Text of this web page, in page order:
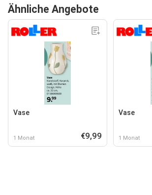
Ähnliche Angebote
Vase
1 Monat €9,99
Vase
1 Monat